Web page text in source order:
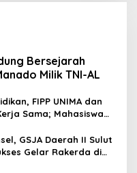
Bersejarah
Milik TNI-AL
FIPP UNIMA dan
Sama; Mahasiswa
GSJA Daerah II Sulut
Gelar Rakerda di